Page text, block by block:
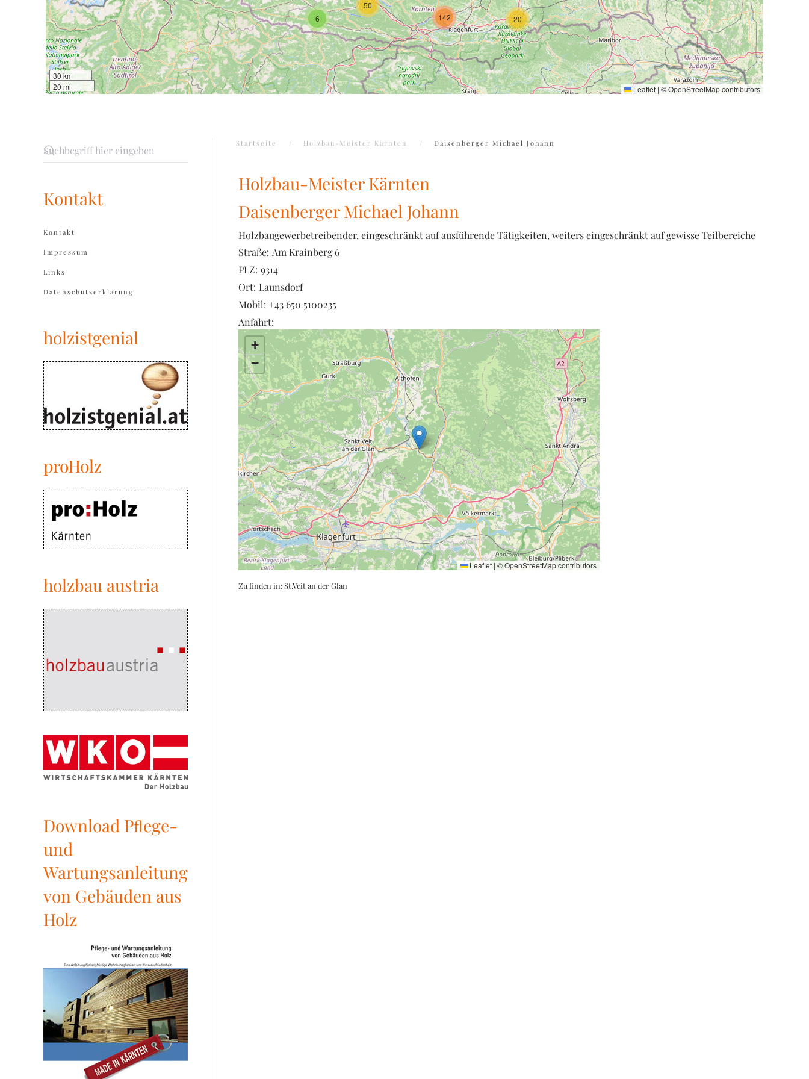
6 20
50
142
30 km
20 mi
Leaflet | ©OpenStreetMapcontributors
Startseite Holzbau-Meister Kärnten Daisenberger Michael Johann
Holzbau-Meister Kärnten
Daisenberger Michael Johann
Holzbaugewerbetreibender, eingeschränkt auf ausführende Tätigkeiten, weiters eingeschränkt auf gewisse Teilbereiche
Straße: Am Krainberg 6
PLZ: 9314
Ort: Launsdorf
Mobil: +43 650 5100235
Anfahrt:
+
−
Leaflet | ©OpenStreetMapcontributors
Zu finden in:St.Veit an der Glan
Kontakt
Kontakt
Impressum
Links
Datenschutzerklärung
holzistgenial
proHolz
holzbau austria
Download Pﬂege-
und
Wartungsanleitung
von Gebäuden aus
Holz